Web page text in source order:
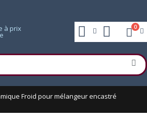
0
Froid pour mélangeur encastré